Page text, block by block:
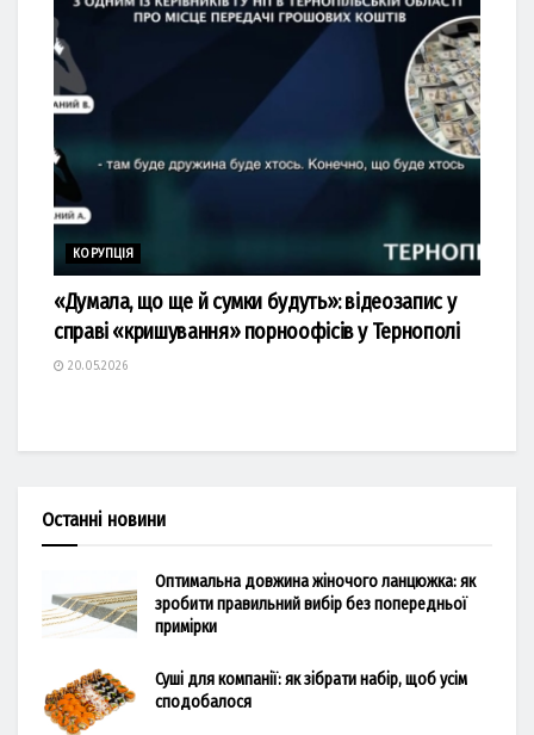
КОРУПЦІЯ
«Думала, що ще й сумки будуть»: відеозапис у
справі «кришування» порноофісів у Тернополі
20.05.2026
Останні новини
Оптимальна довжина жіночого ланцюжка: як
зробити правильний вибір без попередньої
примірки
Суші для компанії: як зібрати набір, щоб усім
сподобалося